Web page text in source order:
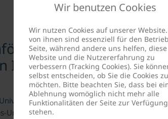
des
Innsbruck e.V. im Jahr
Innsbruck
Universität Innsbruck
Wir benutzen Cookies
Wir nutzen Cookies auf unserer
von ihnen sind essenziell für den
Seite, während andere uns helfen, diese
Website und die Nutzererfahrung zu
verbessern (Tracking Cookies). Sie
selbst entscheiden, ob Sie die Cookies
möchten. Bitte beachten Sie, dass bei
Ablehnung womöglich nicht mehr alle
Funktionalitäten der Seite zur Verfügung
stehen.